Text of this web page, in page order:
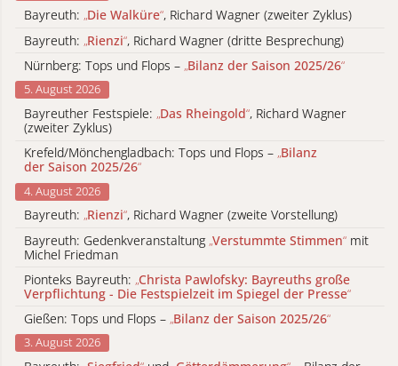
Bayreuth: „Die Walküre“, Richard Wagner (zweiter Zyklus)
Bayreuth: „Rienzi“, Richard Wagner (dritte Besprechung)
Nürnberg: Tops und Flops – „Bilanz der Saison 2025/26“
5. August 2026
Bayreuther Festspiele: „Das Rheingold“, Richard Wagner
(zweiter Zyklus)
Krefeld/Mönchengladbach: Tops und Flops – „Bilanz
der Saison 2025/26“
4. August 2026
Bayreuth: „Rienzi“, Richard Wagner (zweite Vorstellung)
Bayreuth: Gedenkveranstaltung „Verstummte Stimmen“ mit
Michel Friedman
Pionteks Bayreuth: „Christa Pawlofsky: Bayreuths große
Verpflichtung - Die Festspielzeit im Spiegel der Presse“
Gießen: Tops und Flops – „Bilanz der Saison 2025/26“
3. August 2026